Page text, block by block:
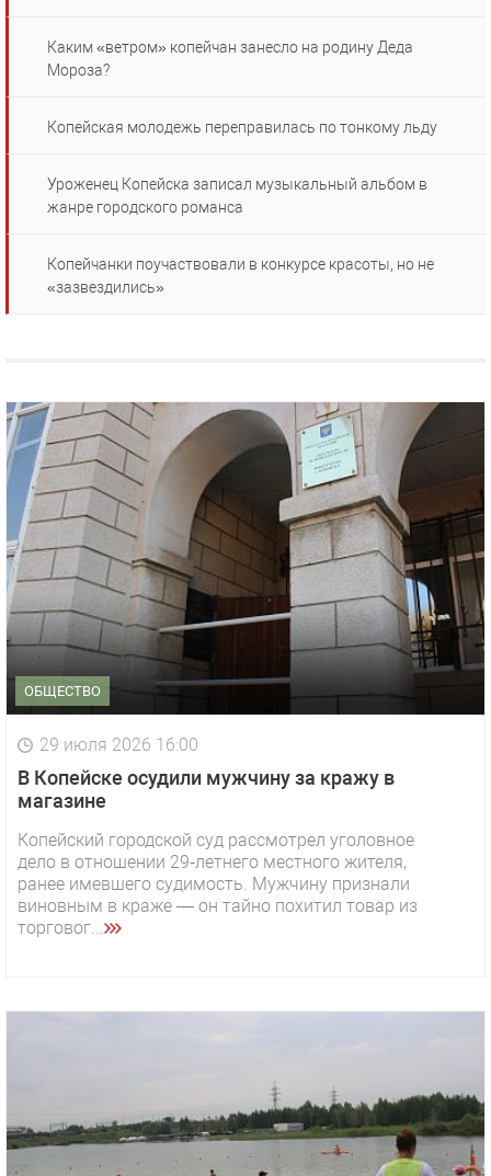
Каким «ветром» копейчан занесло на родину Деда
Мороза?
Копейская молодежь переправилась по тонкому льду
Уроженец Копейска записал музыкальный альбом в
жанре городского романса
Копейчанки поучаствовали в конкурсе красоты, но не
«зазвездились»
ОБЩЕСТВО
29 июля 2026 16:00
В Копейске осудили мужчину за кражу в
магазине
Копейский городской суд рассмотрел уголовное
дело в отношении 29‑летнего местного жителя,
ранее имевшего судимость. Мужчину признали
виновным в краже — он тайно похитил товар из
торговог...